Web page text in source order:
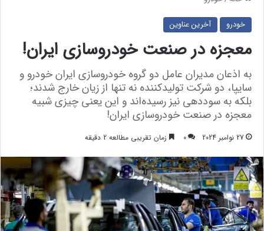
خودرو آخرین عناوین
معجزه در صنعت خودروسازی ایران!
به اذعان مدیران عامل دو گروه خودروسازی ایران خودرو و
سایپا، دو شرکت تولیدکننده نه تنها از زیان خارج شدند؛
بلکه به سوددهی نیز رسیده‌اند و این یعنی چیزی شبیه
معجزه در صنعت خودروسازی ایران!
27 نوامبر 2024 0 زمان تقریبی مطالعه 2 دقیقه